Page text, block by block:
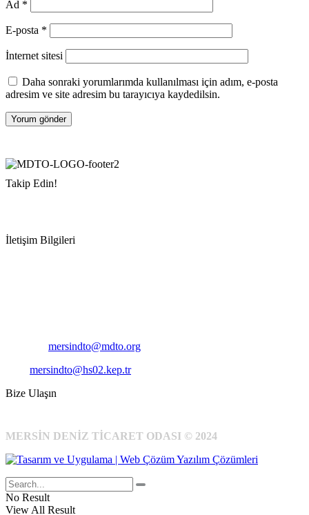
Ad *
E-posta *
İnternet sitesi
Daha sonraki yorumlarımda kullanılması için adım, e-posta
adresim ve site adresim bu tarayıcıya kaydedilsin.
Takip Edin!
İletişim Bilgileri
mersindto@mdto.org
mersindto@hs02.kep.tr
Bize Ulaşın
MERSİN DENİZ TİCARET ODASI © 2024
No Result
View All Result